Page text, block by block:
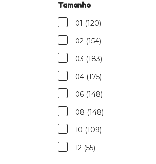
Tamanho
01 (120)
02 (154)
03 (183)
04 (175)
06 (148)
08 (148)
10 (109)
12 (55)